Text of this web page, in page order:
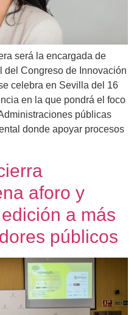
será la encargada de
del Congreso de Innovación
celebra en Sevilla del 16
en la que pondrá el foco
públicas
donde apoyar procesos
aforo y
a más
públicos